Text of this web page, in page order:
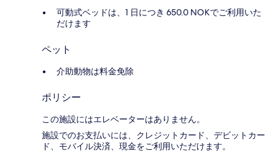
可動式ベッドは、1 日につき 650.0 NOKでご利用いた
だけます
ペット
介助動物は料金免除
ポリシー
この施設にはエレベーターはありません。
施設でのお支払いには、クレジットカード、デビットカー
ド、モバイル決済、現金をご利用いただけます。